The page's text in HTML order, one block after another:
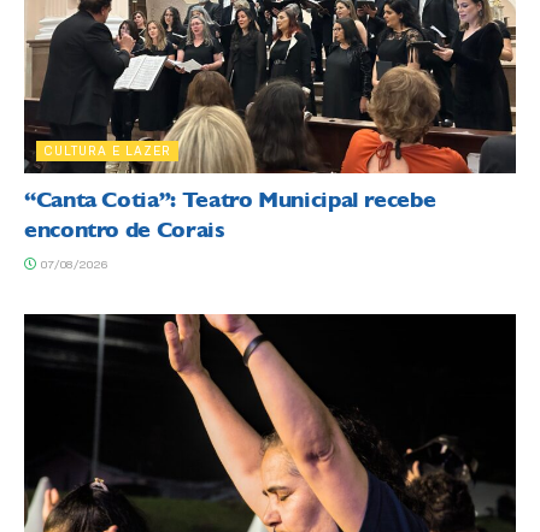
CULTURA E LAZER
“Canta Cotia”: Teatro Municipal recebe
encontro de Corais
07/08/2026